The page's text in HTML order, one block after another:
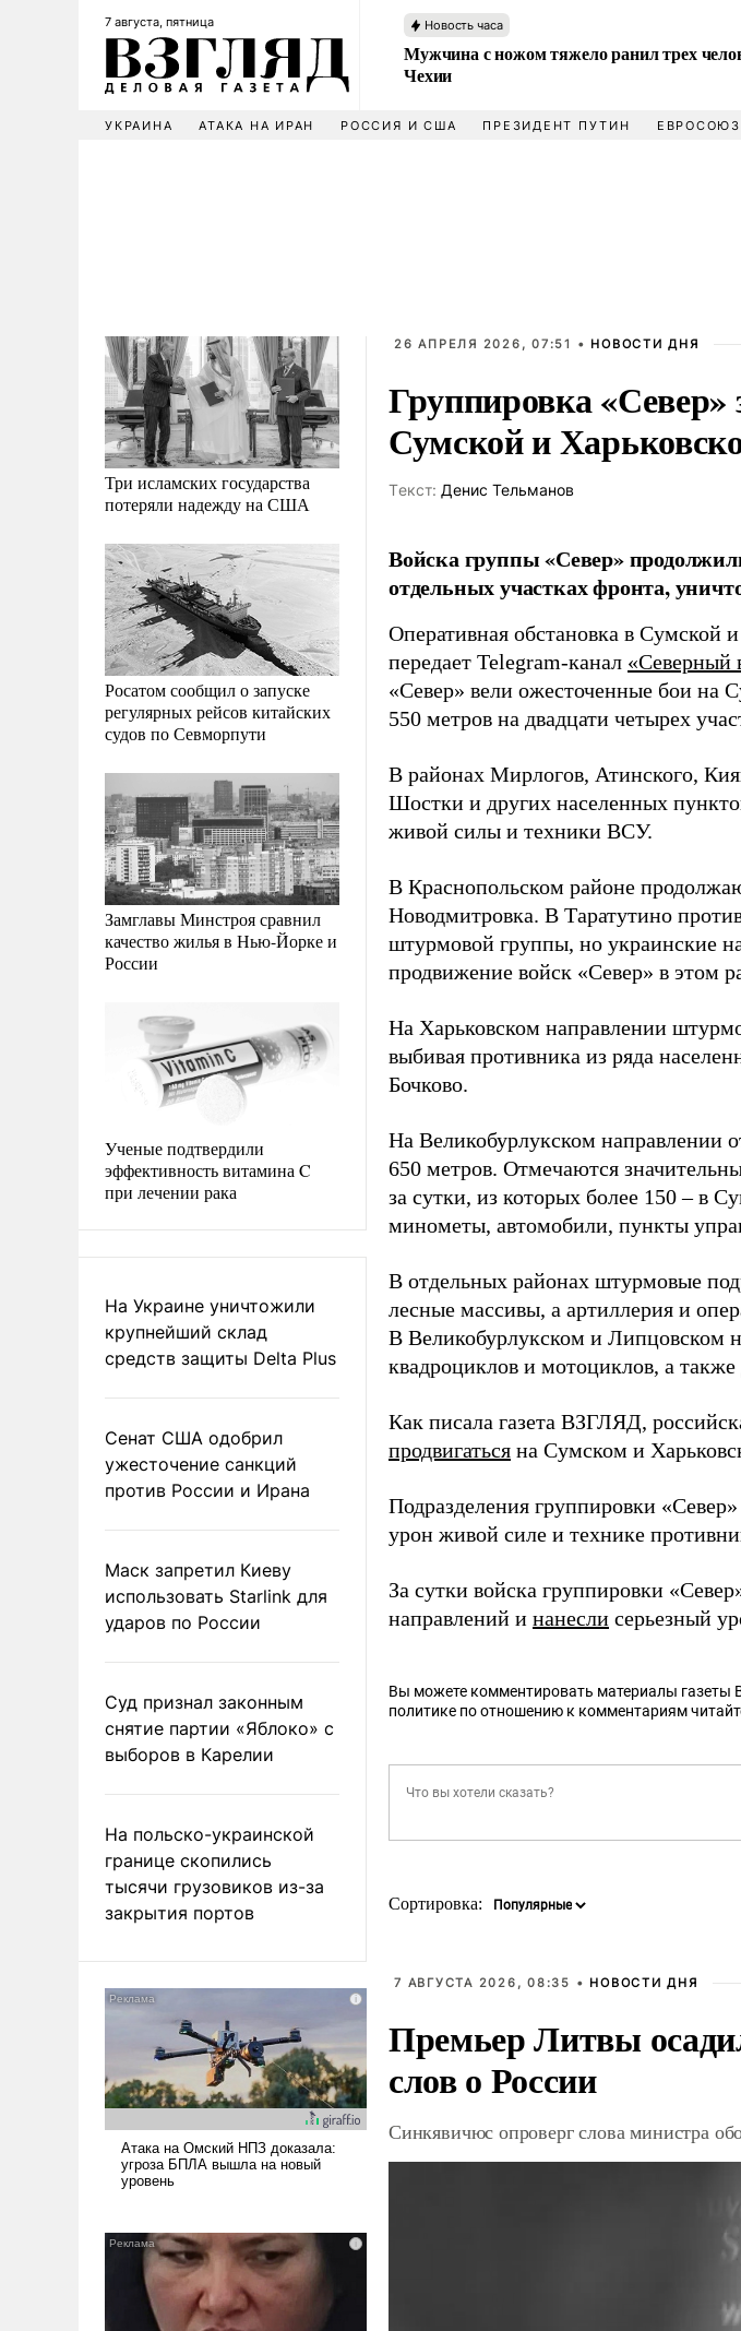
7 августа, пятница Новость часа
Мужчина с ножом тяжело ранил трех
Чехии
УКРАИНА АТАКА НА ИРАН РОССИЯ И США ПРЕЗИДЕНТ ПУТИН ЕВРОСОЮЗ
Три исламских государства
потеряли надежду на США
Росатом сообщил о запуске
регулярных рейсов китайских
судов по Севморпути
Замглавы Минстроя сравнил
качество жилья в Нью-Йорке и
России
Ученые подтвердили
эффективность витамина C
при лечении рака
На Украине уничтожили
крупнейший склад
средств защиты Delta Plus
Сенат США одобрил
ужесточение санкций
против России и Ирана
Маск запретил Киеву
использовать Starlink для
ударов по России
Суд признал законным
снятие партии «Яблоко» с
выборов в Карелии
На польско-украинской
границе скопились
тысячи грузовиков из-за
закрытия портов
26 АПРЕЛЯ 2026, 07:51 • НОВОСТИ ДНЯ
Группировка «Север»
Сумской и
Tекст: Денис Тельманов
Войска группы «Север»
отдельных участках фронта,
Оперативная обстановка в Сумской
передает Telegram-канал «Северный
«Север» вели ожесточенные бои на
550 метров на двадцати четырех
В районах Мирлогов, Атинского,
Шостки и других населенных
живой силы и техники ВСУ.
В Краснопольском районе
Новодмитровка. В Таратутино
штурмовой группы, но украинские
продвижение войск «Север» в этом
На Харьковском направлении
выбивая противника из ряда
Бочково.
На Великобурлукском направлении
650 метров. Отмечаются
за сутки, из которых более 150 – в
минометы, автомобили, пункты
В отдельных районах штурмовые
лесные массивы, а артиллерия и
В Великобурлукском и Липцовском
квадроциклов и мотоциклов, а
Как писала газета ВЗГЛЯД,
продвигаться на Сумском и
Подразделения группировки «Север»
урон живой силе и технике
За сутки войска группировки
направлений и нанесли серьезный
Вы можете комментировать материалы газеты
политике по отношению к комментариям
Сортировка:
7 АВГУСТА 2026, 08:35 • НОВОСТИ ДНЯ
Премьер Литвы
слов о России
Синкявичюс опроверг слова министра